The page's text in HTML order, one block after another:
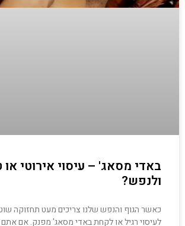
באדי מסאג' – עיסוי אירוטי או
ולנפש?
כאשר הגוף והנפש שלנו צריכים מעט תחזוקה
לעיסוי רגיל או לקחת באדי מסאג' מפנק. אם